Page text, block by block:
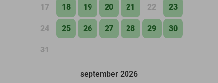
17 18 19 20 21 22 23
24 25 26 27 28 29 30
31
september 2026